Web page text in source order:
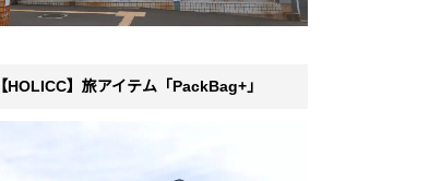
【HOLICC】旅アイテム「PackBag+」